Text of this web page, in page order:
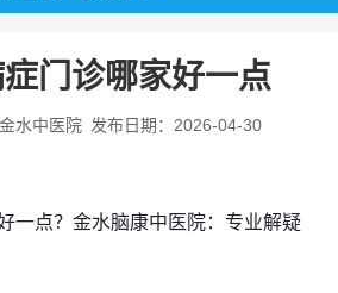
门诊哪家好一点
水中医院 发布日期：2026-04-30
一点？金水脑康中医院：专业解疑